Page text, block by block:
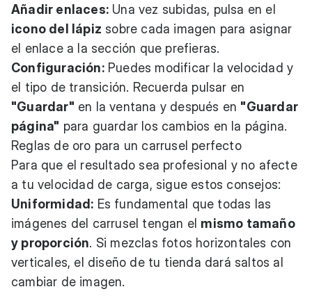
Añadir enlaces: Una vez subidas, pulsa en el
icono del lápiz sobre cada imagen para asignar
el enlace a la sección que prefieras.
Configuración:Puedes modificar la velocidad y
el tipo de transición. Recuerda pulsar en
"Guardar" en la ventana y después en "Guardar
página" para guardar los cambios en la página.
Reglas de oro para un carrusel perfecto
Para que el resultado sea profesional y no afecte
a tu velocidad de carga, sigue estos consejos:
Uniformidad: Es fundamental que todas las
imágenes del carrusel tengan el mismo tamaño
y proporción. Si mezclas fotos horizontales con
verticales, el diseño de tu tienda dará saltos al
cambiar de imagen.